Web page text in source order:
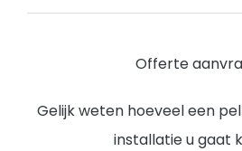
Offerte
Gelijk weten hoeveel een
installatie u gaat